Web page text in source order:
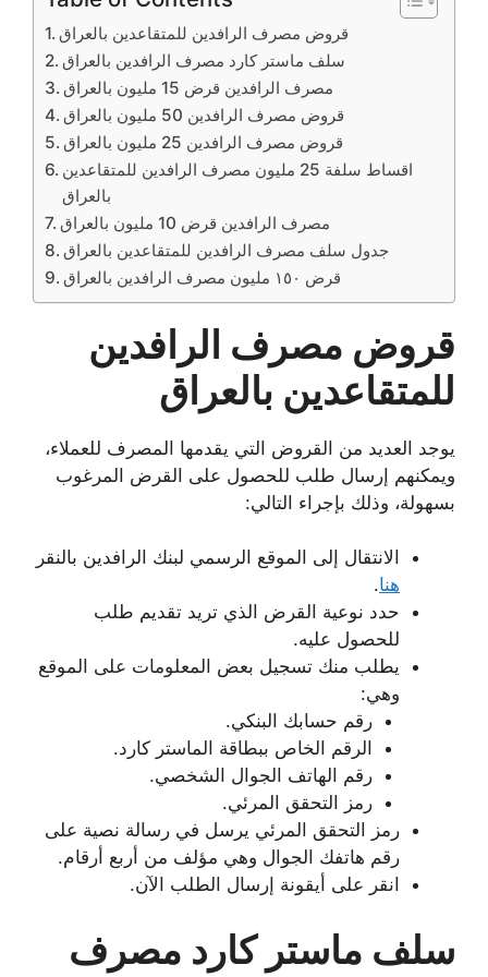
قروض مصرف الرافدين للمتقاعدين بالعراق
سلف ماستر كارد مصرف الرافدين بالعراق
مصرف الرافدين قرض 15 مليون بالعراق
قروض مصرف الرافدين 50 مليون بالعراق
قروض مصرف الرافدين 25 مليون بالعراق
اقساط سلفة 25 مليون مصرف الرافدين للمتقاعدين
بالعراق
مصرف الرافدين قرض 10 مليون بالعراق
جدول سلف مصرف الرافدين للمتقاعدين بالعراق
قرض ١٥٠ مليون مصرف الرافدين بالعراق
قروض مصرف الرافدين
للمتقاعدين بالعراق
يوجد العديد من القروض التي يقدمها المصرف للعملاء،
ويمكنهم إرسال طلب للحصول على القرض المرغوب
بسهولة، وذلك بإجراء التالي:
الانتقال إلى الموقع الرسمي لبنك الرافدين بالنقر
هنا.
حدد نوعية القرض الذي تريد تقديم طلب
للحصول عليه.
يطلب منك تسجيل بعض المعلومات على الموقع
وهي:
رقم حسابك البنكي.
الرقم الخاص ببطاقة الماستر كارد.
رقم الهاتف الجوال الشخصي.
رمز التحقق المرئي.
رمز التحقق المرئي يرسل في رسالة نصية على
رقم هاتفك الجوال وهي مؤلف من أربع أرقام.
انقر على أيقونة إرسال الطلب الآن.
سلف ماستر كارد مصرف